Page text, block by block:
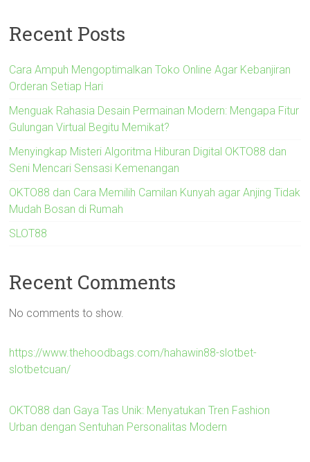
Recent Posts
Cara Ampuh Mengoptimalkan Toko Online Agar Kebanjiran
Orderan Setiap Hari
Menguak Rahasia Desain Permainan Modern: Mengapa Fitur
Gulungan Virtual Begitu Memikat?
Menyingkap Misteri Algoritma Hiburan Digital OKTO88 dan
Seni Mencari Sensasi Kemenangan
OKTO88 dan Cara Memilih Camilan Kunyah agar Anjing Tidak
Mudah Bosan di Rumah
SLOT88
Recent Comments
No comments to show.
https://www.thehoodbags.com/hahawin88-slotbet-
slotbetcuan/
OKTO88 dan Gaya Tas Unik: Menyatukan Tren Fashion
Urban dengan Sentuhan Personalitas Modern